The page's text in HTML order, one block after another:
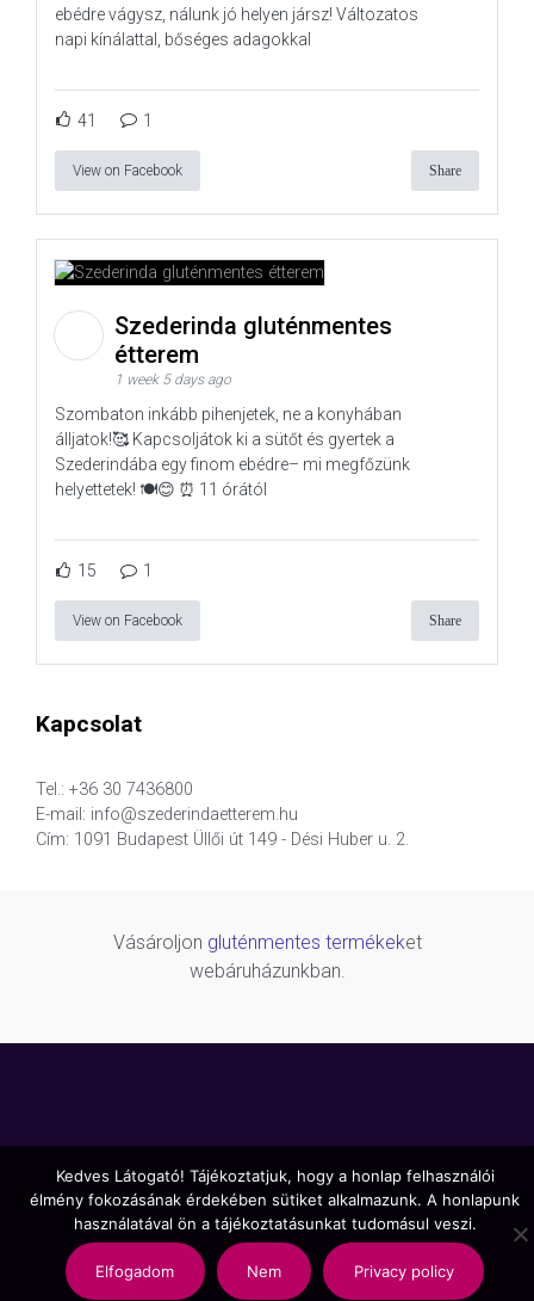
ebédre vágysz, nálunk jó helyen jársz! Változatos
napi kínálattal, bőséges adagokkal
41 1
View on Facebook Share
Szederinda gluténmentes
étterem
1 week 5 days ago
Szombaton inkább pihenjetek, ne a konyhában
álljatok!🥰 Kapcsoljátok ki a sütőt és gyertek a
Szederindába egy finom ebédre– mi megfőzünk
helyettetek! 🍽️😊 ⏰ 11 órától
15 1
View on Facebook Share
Kapcsolat
Tel.: +36 30 7436800
E-mail: info@szederindaetterem.hu
Cím: 1091 Budapest Üllői út 149 - Dési Huber u. 2.
Vásároljon gluténmentes termékeket
webáruházunkban.
Kedves Látogató! Tájékoztatjuk, hogy a honlap felhasználói
élmény fokozásának érdekében sütiket alkalmazunk. A honlapunk
használatával ön a tájékoztatásunkat tudomásul veszi.
Elfogadom Nem Privacy policy